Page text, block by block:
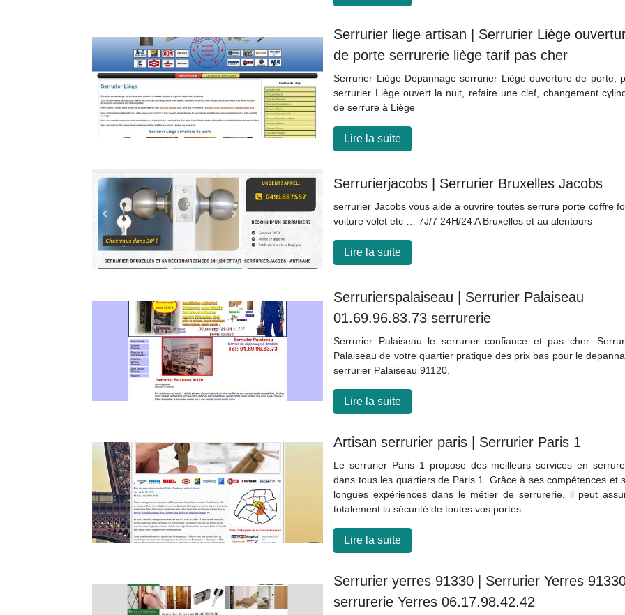
Serrurier liege artisan | Serrurier Liège
de porte serrurerie liège tarif pas cher
Serrurier Liège Dépannage serrurier Liège ouverture de porte,
serrurier Liège ouvert la nuit, refaire une clef, changement
de serrure à Liège
Lire la suite
Ser­rurier­ja­cobs | Serrurier Bruxelles Jacobs
serrurier Jacobs vous aide a ouvrire toutes serrure porte coffre
voiture volet etc … 7J/7 24H/24 A Bruxelles et au alentours
Lire la suite
Ser­rurierspalai­seau | Serrurier Palaiseau
01.69.96.83.73 serrurerie
Serrurier Palaiseau le serrurier confiance et pas cher.
Palaiseau de votre quartier pratique des prix bas pour le
serrurier Palaiseau 91120.
Lire la suite
Artisan serrurier paris | Serrurier Paris 1
Le serrurier Paris 1 propose des meilleurs services en
dans tous les quartiers de Paris 1. Grâce à ses compétences et
longues expériences dans le métier de serrurerie, il peut
totalement la sécurité de toutes vos portes.
Lire la suite
Serrurier yerres 91330 | Serrurier Yerres
serrurerie Yerres 06.17.98.42.42